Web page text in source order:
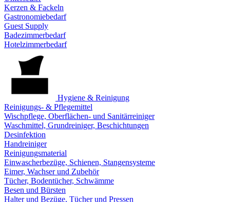
Kerzen & Fackeln
Gastronomiebedarf
Guest Supply
Badezimmerbedarf
Hotelzimmerbedarf
Hygiene & Reinigung
Reinigungs- & Pflegemittel
Wischpflege, Oberflächen- und Sanitärreiniger
Waschmittel, Grundreiniger, Beschichtungen
Desinfektion
Handreiniger
Reinigungsmaterial
Einwascherbezüge, Schienen, Stangensysteme
Eimer, Wachser und Zubehör
Tücher, Bodentücher, Schwämme
Besen und Bürsten
Halter und Bezüge, Tücher und Pressen